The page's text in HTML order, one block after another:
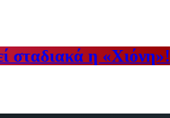
σταδιακά η «Χιόνη»!